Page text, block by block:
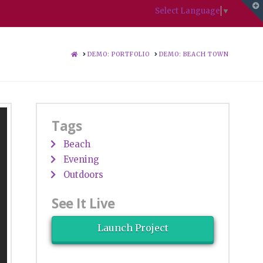
Select Language ▼
HOME
DEMO: PORTFOLIO DEMO: BEACH TOWN
Tags
Beach
Evening
Outdoors
See It Live
Launch Project